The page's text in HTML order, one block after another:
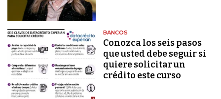
BANCOS
Conozca los seis pasos
que usted debe seguir si
quiere solicitar un
crédito este curso